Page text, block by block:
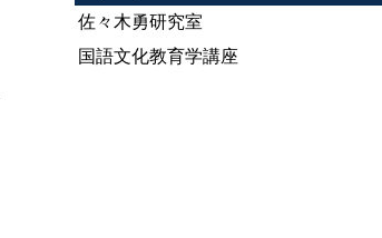
佐々木勇研究室
国語文化教育学講座